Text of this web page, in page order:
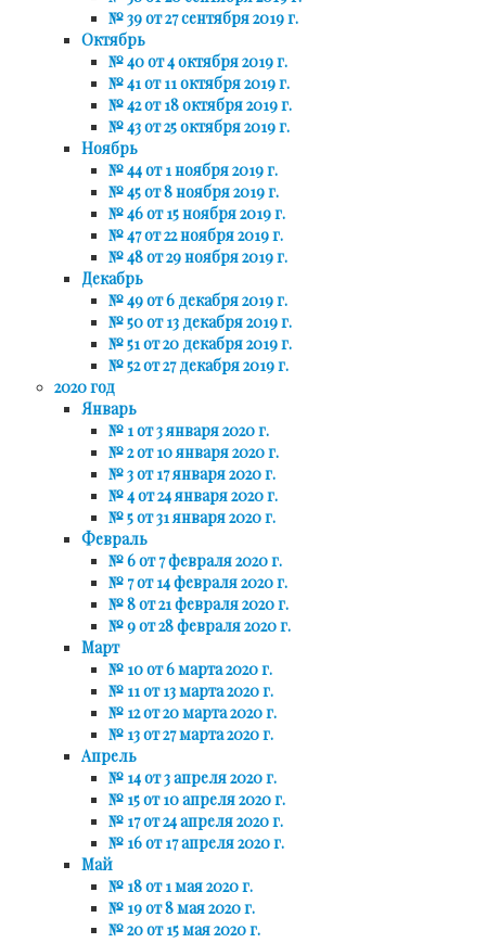
№ 39 от 27 сентября 2019 г.
Октябрь
№ 40 от 4 октября 2019 г.
№ 41 от 11 октября 2019 г.
№ 42 от 18 октября 2019 г.
№ 43 от 25 октября 2019 г.
Ноябрь
№ 44 от 1 ноября 2019 г.
№ 45 от 8 ноября 2019 г.
№ 46 от 15 ноября 2019 г.
№ 47 от 22 ноября 2019 г.
№ 48 от 29 ноября 2019 г.
Декабрь
№ 49 от 6 декабря 2019 г.
№ 50 от 13 декабря 2019 г.
№ 51 от 20 декабря 2019 г.
№ 52 от 27 декабря 2019 г.
2020 год
Январь
№ 1 от 3 января 2020 г.
№ 2 от 10 января 2020 г.
№ 3 от 17 января 2020 г.
№ 4 от 24 января 2020 г.
№ 5 от 31 января 2020 г.
Февраль
№ 6 от 7 февраля 2020 г.
№ 7 от 14 февраля 2020 г.
№ 8 от 21 февраля 2020 г.
№ 9 от 28 февраля 2020 г.
Март
№ 10 от 6 марта 2020 г.
№ 11 от 13 марта 2020 г.
№ 12 от 20 марта 2020 г.
№ 13 от 27 марта 2020 г.
Апрель
№ 14 от 3 апреля 2020 г.
№ 15 от 10 апреля 2020 г.
№ 17 от 24 апреля 2020 г.
№ 16 от 17 апреля 2020 г.
Май
№ 18 от 1 мая 2020 г.
№ 19 от 8 мая 2020 г.
№ 20 от 15 мая 2020 г.